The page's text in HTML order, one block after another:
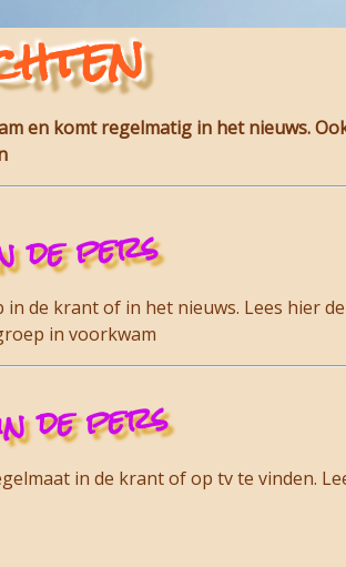
en komt regelmatig in het nieuws.
de pers
de krant of in het nieuws. Lees hier
in voorkwam
de pers
in de krant of op tv te vinden.